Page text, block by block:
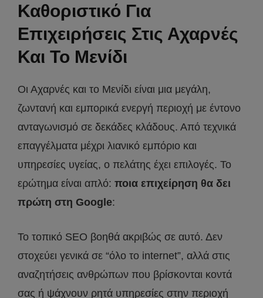
Καθοριστικό Για
Επιχειρήσεις Στις Αχαρνές
Και Το Μενίδι
Οι Αχαρνές και το Μενίδι είναι μια μεγάλη,
ζωντανή και εμπορικά ενεργή περιοχή με έντονο
ανταγωνισμό σε δεκάδες κλάδους. Από τεχνικά
επαγγέλματα μέχρι λιανικό εμπόριο και
υπηρεσίες υγείας, ο πελάτης έχει επιλογές. Το
ερώτημα είναι απλό: ποια επιχείρηση θα δει
πρώτη στη Google:
Το τοπικό SEO βοηθά ακριβώς σε αυτό. Δεν
στοχεύει γενικά σε “όλο το internet”, αλλά στις
αναζητήσεις ανθρώπων που βρίσκονται κοντά
σας ή ψάχνουν ρητά υπηρεσίες στην περιοχή